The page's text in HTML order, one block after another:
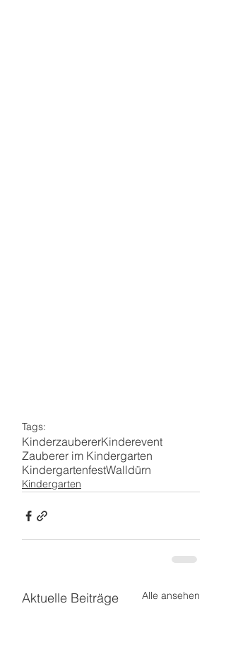
Tags:
KinderzaubererKinderevent
Zauberer im Kindergarten
KindergartenfestWalldürn
Kindergarten
Aktuelle Beiträge Alle ansehen